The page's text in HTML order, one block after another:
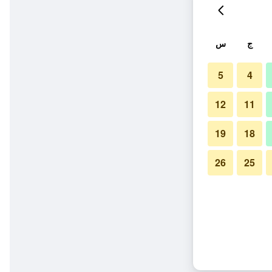
ج س
4
5
11
12
18
19
25
26